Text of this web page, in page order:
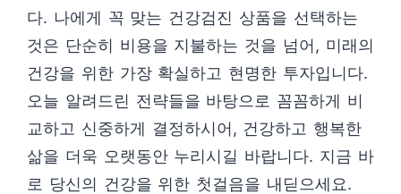
다. 나에게 꼭 맞는 건강검진 상품을 선택하는
것은 단순히 비용을 지불하는 것을 넘어, 미래의
건강을 위한 가장 확실하고 현명한 투자입니다.
오늘 알려드린 전략들을 바탕으로 꼼꼼하게 비
교하고 신중하게 결정하시어, 건강하고 행복한
삶을 더욱 오랫동안 누리시길 바랍니다. 지금 바
로 당신의 건강을 위한 첫걸음을 내딛으세요.